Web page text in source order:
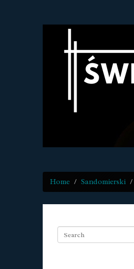
Home Sandomierski